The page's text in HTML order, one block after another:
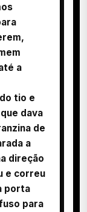
a
tio e
dava
de
a
direção
e correu
porta
para